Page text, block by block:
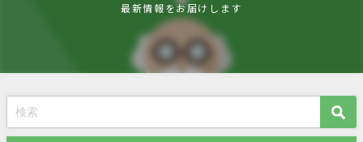
最新情報をお届けします